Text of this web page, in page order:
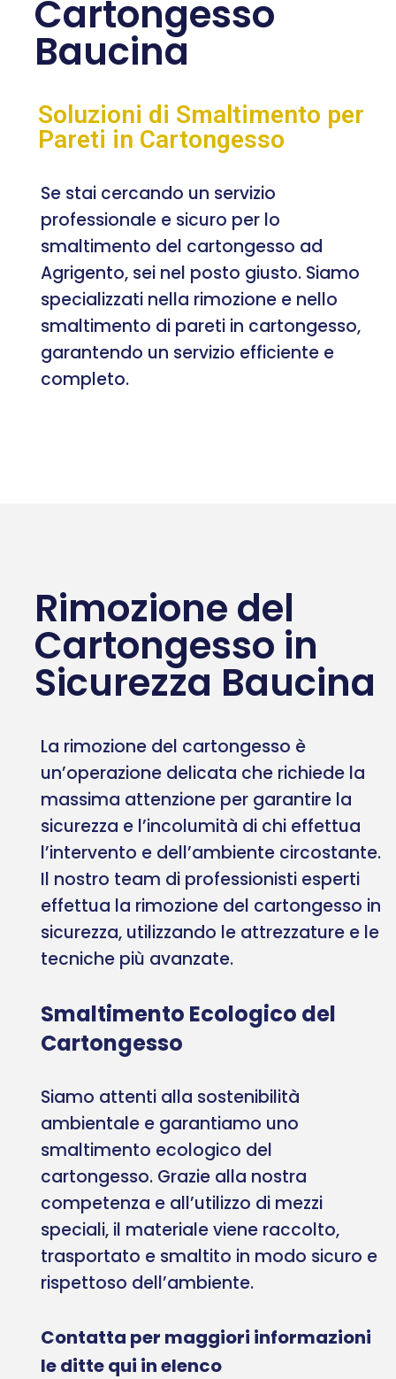
Cartongesso
Baucina
Soluzioni di Smaltimento per
Pareti in Cartongesso
Se stai cercando un servizio
professionale e sicuro per lo
smaltimento del cartongesso ad
Agrigento, sei nel posto giusto. Siamo
specializzati nella rimozione e nello
smaltimento di pareti in cartongesso,
garantendo un servizio efficiente e
completo.
Rimozione del
Cartongesso in
Sicurezza Baucina
La rimozione del cartongesso è
un’operazione delicata che richiede la
massima attenzione per garantire la
sicurezza e l’incolumità di chi effettua
l’intervento e dell’ambiente circostante.
Il nostro team di professionisti esperti
effettua la rimozione del cartongesso in
sicurezza, utilizzando le attrezzature e le
tecniche più avanzate.
Smaltimento Ecologico del
Cartongesso
Siamo attenti alla sostenibilità
ambientale e garantiamo uno
smaltimento ecologico del
cartongesso. Grazie alla nostra
competenza e all’utilizzo di mezzi
speciali, il materiale viene raccolto,
trasportato e smaltito in modo sicuro e
rispettoso dell’ambiente.
Contatta per maggiori informazioni
le ditte qui in elenco